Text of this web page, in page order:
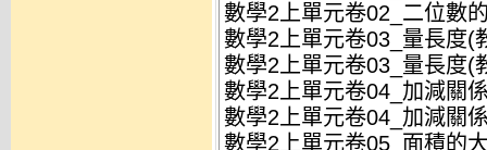
數學2上單元卷02_二位數
數學2上單元卷03_量長度(
數學2上單元卷03_量長度(
數學2上單元卷04_加減關
數學2上單元卷04_加減關
數學2上單元卷05_面積的